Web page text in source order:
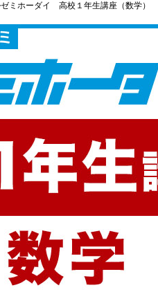
ゼミホーダイ 高校１年生講座（数学）